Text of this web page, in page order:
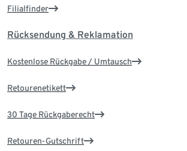
Filialfinder
Rücksendung & Reklamation
Kostenlose Rückgabe / Umtausch
Retourenetikett
30 Tage Rückgaberecht
Retouren-Gutschrift